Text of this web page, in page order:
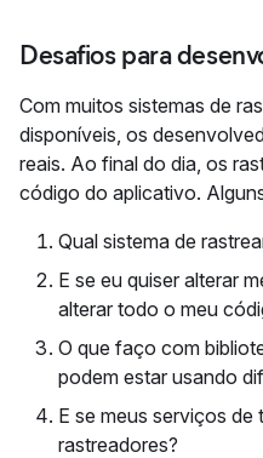
Desafios para
Com muitos sistemas de
disponíveis, os
reais. Ao final do dia, os
código do aplicativo.
Qual sistema de
E se eu quiser alterar
alterar todo o meu
O que faço com
podem estar usando
E se meus serviços de
rastreadores?